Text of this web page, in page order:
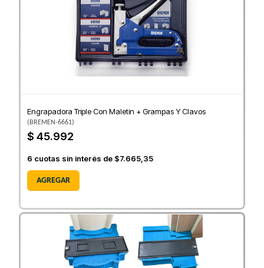
Engrapadora Triple Con Maletin + Grampas Y Clavos
(BREMEN-6661)
$ 45.992
6 cuotas sin interés de $7.665,35
AGREGAR